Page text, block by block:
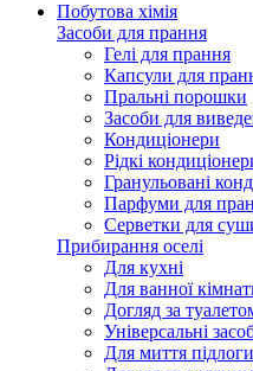
Побутова хімія
Засоби для прання
Гелі для прання
Капсули для
Пральні порошки
Засоби для
Кондиціонери
Рідкі
Гранульовані
Парфуми для
Серветки для
Прибирання оселі
Для кухні
Для ванної
Догляд за
Універсальні
Для миття підлоги